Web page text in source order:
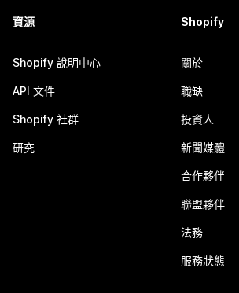
資源
Shopify 說明中心
API 文件
Shopify 社群
研究
Shopify
關於
職缺
投資人
新聞媒體
合作夥伴
聯盟夥伴
法務
服務狀態